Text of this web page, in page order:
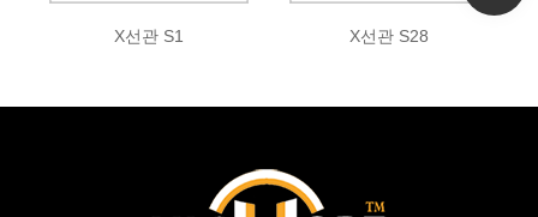
X선관 S1 X선관 S28